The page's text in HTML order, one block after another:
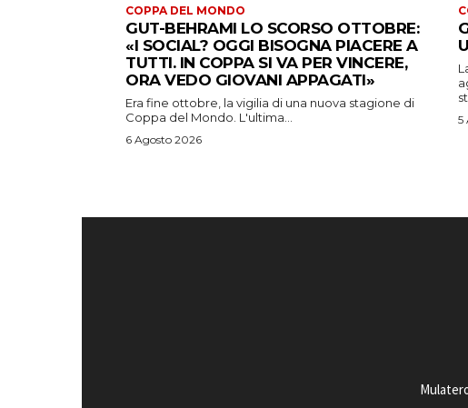
COPPA DEL MONDO
GUT-BEHRAMI LO SCORSO OTTOBRE:
«I SOCIAL? OGGI BISOGNA PIACERE A
TUTTI. IN COPPA SI VA PER VINCERE,
ORA VEDO GIOVANI APPAGATI»
Era fine ottobre, la vigilia di una nuova stagione di
Coppa del Mondo. L'ultima...
6 Agosto 2026
5